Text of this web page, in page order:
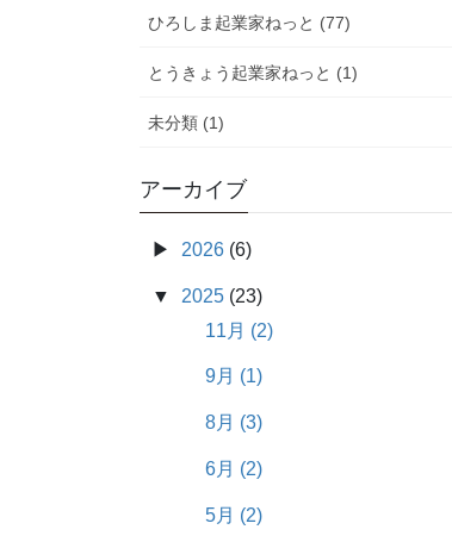
ひろしま起業家ねっと (77)
とうきょう起業家ねっと (1)
未分類 (1)
アーカイブ
2026 (6)
2025 (23)
11月 (2)
9月 (1)
8月 (3)
6月 (2)
5月 (2)